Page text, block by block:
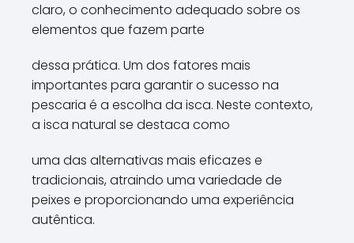
claro, o conhecimento adequado sobre os
elementos que fazem parte
dessa prática. Um dos fatores mais
importantes para garantir o sucesso na
pescaria é a escolha da isca. Neste contexto,
a isca natural se destaca como
uma das alternativas mais eficazes e
tradicionais, atraindo uma variedade de
peixes e proporcionando uma experiência
autêntica.